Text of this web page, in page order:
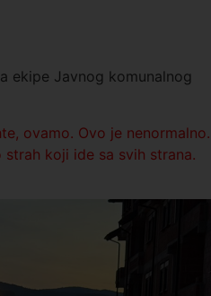
ekipe Javnog komunalnog
ovamo. Ovo je nenormalno.
strah koji ide sa svih strana.